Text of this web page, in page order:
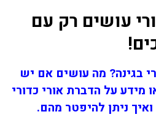
עושים רק עם
בגינה? מה עושים אם יש
מידע על הדברת אורי כדורי
ניתן להיפטר מהם.